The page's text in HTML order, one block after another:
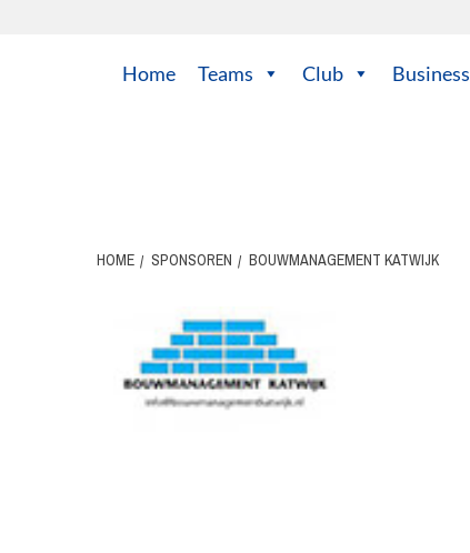
Home Teams Club Business
HOME SPONSOREN BOUWMANAGEMENT KATWIJK